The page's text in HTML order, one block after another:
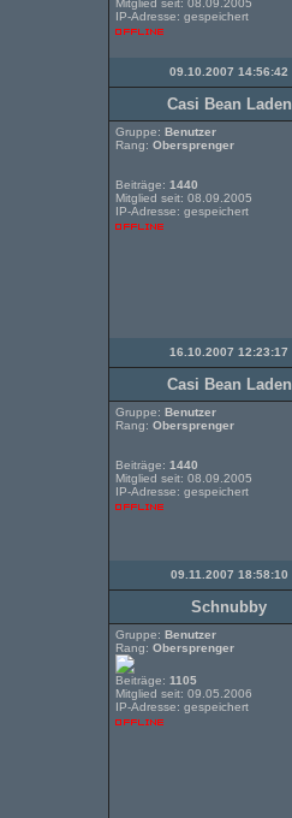
Mitglied seit: 08.09.2005
IP-Adresse: gespeichert
09.10.2007 14:56:42
Casi Bean Laden
Gruppe: Benutzer
Rang: Obersprenger
Beiträge: 1440
Mitglied seit: 08.09.2005
IP-Adresse: gespeichert
16.10.2007 12:23:17
Casi Bean Laden
Gruppe: Benutzer
Rang: Obersprenger
Beiträge: 1440
Mitglied seit: 08.09.2005
IP-Adresse: gespeichert
09.11.2007 18:58:10
Schnubby
Gruppe: Benutzer
Rang: Obersprenger
Beiträge: 1105
Mitglied seit: 09.05.2006
IP-Adresse: gespeichert